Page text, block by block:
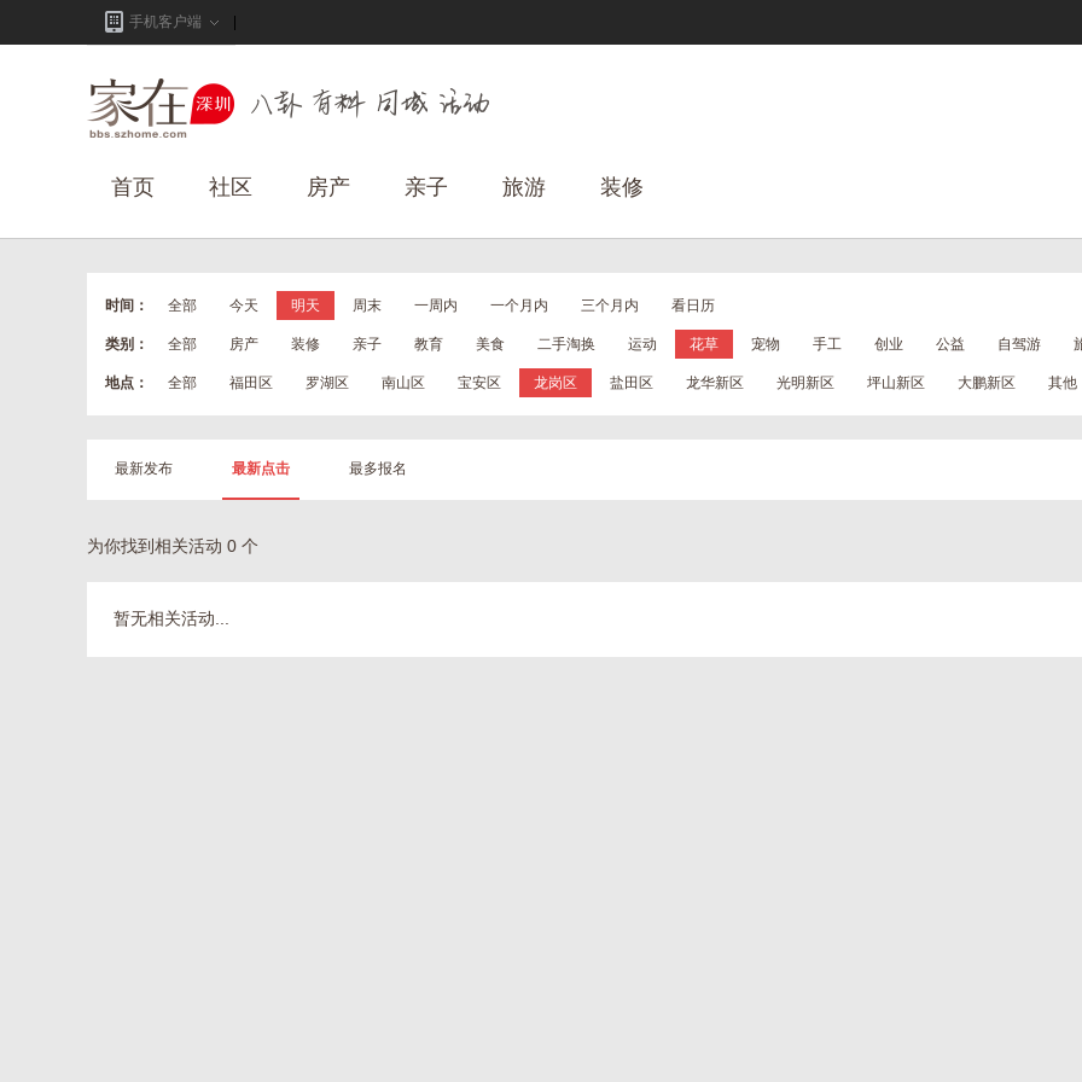
手机客户端
首页 社区 房产 亲子 旅游 装修
时间： 全部 今天 明天 周末 一周内 一个月内 三个月内 看日历
类别： 全部 房产 装修 亲子 教育 美食 二手淘换 运动 花草 宠物 手工 创业 公益 自驾游
地点： 全部 福田区 罗湖区 南山区 宝安区 龙岗区 盐田区 龙华新区 光明新区 坪山新区 大鹏新区 其他
最新发布 最新点击 最多报名
为你找到相关活动 0 个
暂无相关活动...